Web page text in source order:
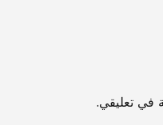
في تعليقي.